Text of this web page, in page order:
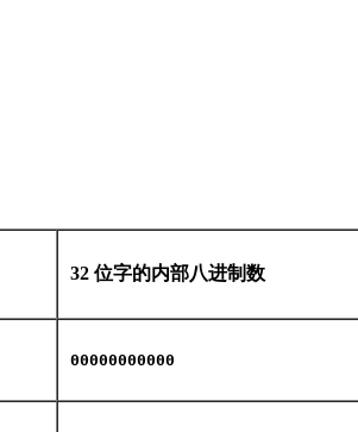
32 位字的内部八进制数
00000000000